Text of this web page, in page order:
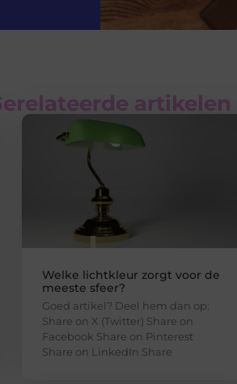
artikelen
Welke lichtkleur zorgt voor de
meeste sfeer?
Goed artikel? Deel hem dan op:
Share on X (Twitter) Share on
Facebook Share on Pinterest
Share on LinkedIn Share